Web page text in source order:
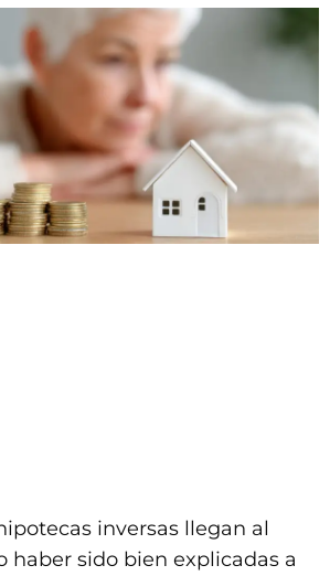
inversas llegan al
haber sido bien explicadas a